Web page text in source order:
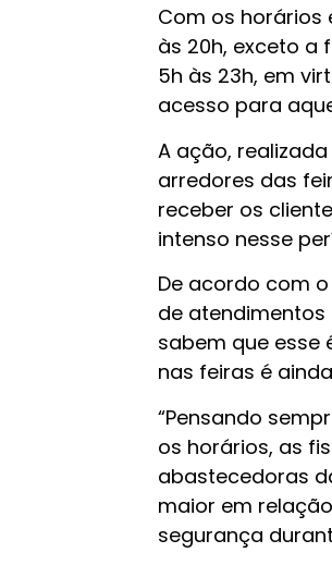
Com os horários
às 20h, exceto a
5h às 23h, em
acesso para
A ação,
arredores das
receber os
intenso nesse
De acordo com
de
sabem que esse
nas feiras é
“Pensando
os horários, as
abastecedoras
maior em
segurança